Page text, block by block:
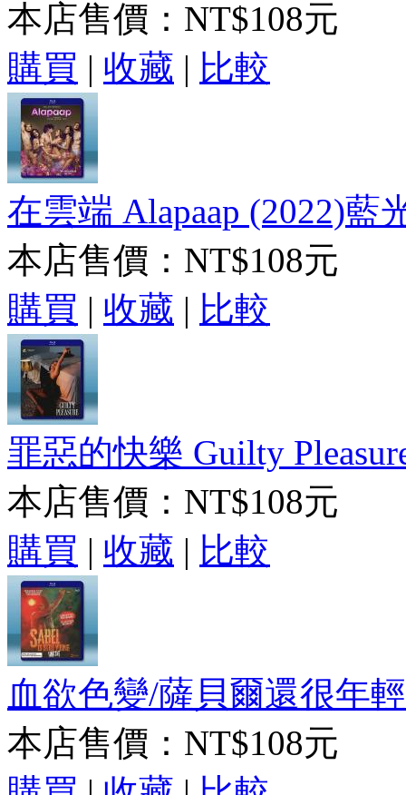
本店售價： NT$108元
購買 | 收藏 | 比較
在雲端 Alapaap (2022)藍
本店售價： NT$108元
購買 | 收藏 | 比較
罪惡的快樂 Guilty
本店售價： NT$108元
購買 | 收藏 | 比較
血欲色變/薩貝爾還很年
本店售價： NT$108元